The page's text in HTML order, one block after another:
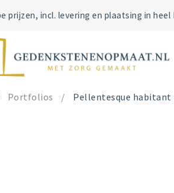
prijzen, incl. levering en plaatsing in heel
Portfolios / Pellentesque habitant